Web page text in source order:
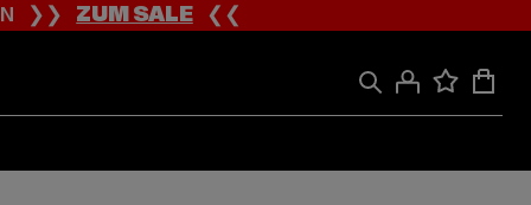
❯❯ZUM SALE❮❮